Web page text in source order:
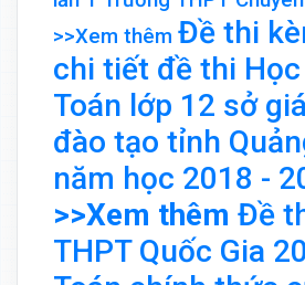
>>Xem thêm Đề thi
chi tiết đề thi
Toán lớp 12 sở
đào tạo tỉnh
năm học 2018 -
>>Xem thêm Đề
THPT Quốc Gia